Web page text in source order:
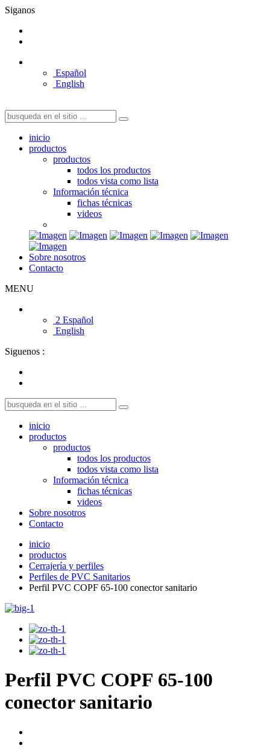
Siganos
Español
English
inicio
productos
productos
todos los productos
todos vista como lista
Información técnica
fichas técnicas
videos
Sobre nosotros
Contacto
MENU
2 Español
English
Siguenos :
inicio
productos
productos
todos los productos
todos vista como lista
Información técnica
fichas técnicas
videos
Sobre nosotros
Contacto
inicio
productos
Cerrajería y perfiles
Perfiles de PVC Sanitarios
Perfil PVC COPF 65-100 conector sanitario
Perfil PVC COPF 65-100
conector sanitario